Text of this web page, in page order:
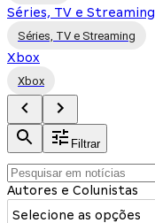
Séries, TV e Streaming
Séries, TV e Streaming
Xbox
Xbox
Filtrar
Autores e Colunistas
Selecione as opções